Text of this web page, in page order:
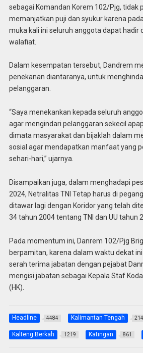
sebagai Komandan Korem 102/Pjg, tidak
memanjatkan puji dan syukur karena
muka kali ini seluruh anggota dapat hadir
walafiat.
Dalam kesempatan tersebut, Dandrem
penekanan diantaranya, untuk
pelanggaran.
“Saya menekankan kepada seluruh
agar mengindari pelanggaran sekecil
dimata masyarakat dan bijaklah dalam
sosial agar mendapatkan manfaat yang
sehari-hari,” ujarnya.
Disampaikan juga, dalam menghadapi
2024, Netralitas TNI Tetap harus di
ditawar lagi dengan Koridor yang telah
34 tahun 2004 tentang TNI dan UU tahun
Pada momentum ini, Danrem 102/Pjg
berpamitan, karena dalam waktu dekat
serah terima jabatan dengan pejabat
mengisi jabatan sebagai Kepala Staf
(HK).
Headline 4484 Kalimantan Tengah
Kalteng Berkah 1219 Katingan 861